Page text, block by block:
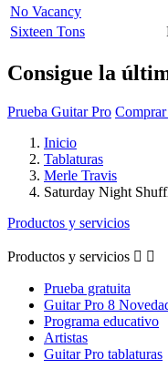
No Vacancy
Sixteen Tons
Consigue la
Prueba Guitar Pro
Inicio
Tablaturas
Merle Travis
Saturday Night
Productos y servicios
Productos y servicios  
Prueba gratuita
Guitar Pro 8
Programa educativo
Artistas
Guitar Pro tablaturas